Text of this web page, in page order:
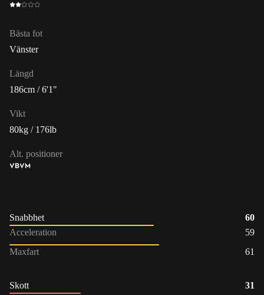
Bästa fot
Vänster
Längd
186cm / 6'1"
Vikt
80kg / 176lb
Alt. positioner
VBVM
Snabbhet
60
Acceleration
59
Maxfart
61
Skott
31